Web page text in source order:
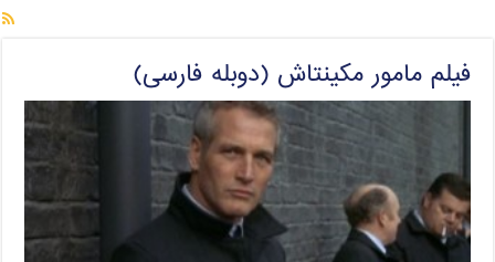
فیلم مامور مکینتاش (دوبله فارسی)